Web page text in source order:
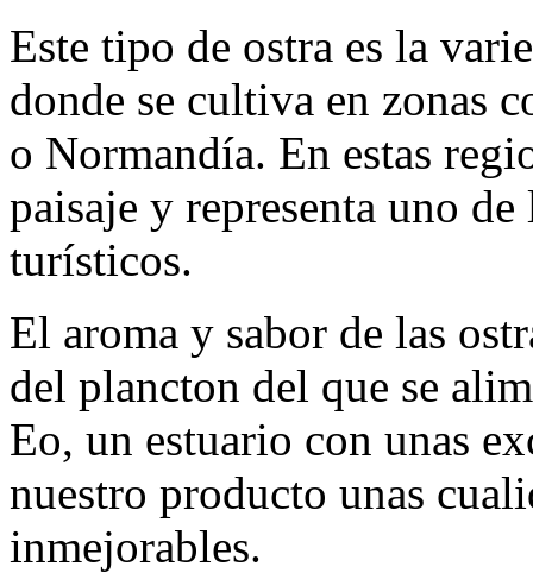
Este tipo de ostra es la
donde se cultiva en zonas
o Normandía. En estas
paisaje y representa uno
turísticos.
El aroma y sabor de las
del plancton del que se
Eo, un estuario con unas
nuestro producto unas
inmejorables.